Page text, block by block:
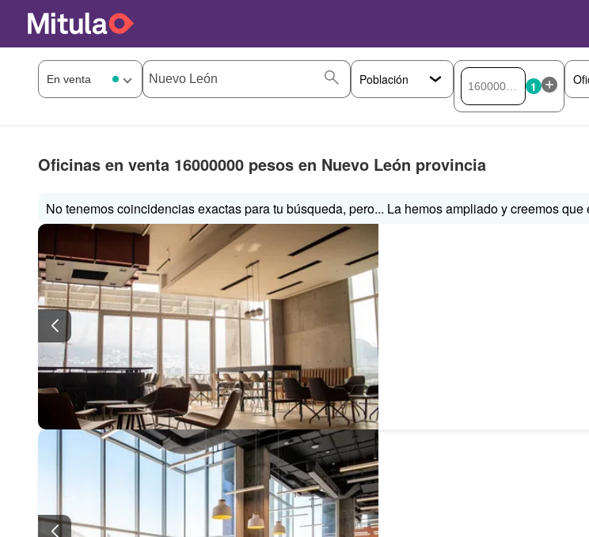
1
Oficinas en venta 16000000 pesos en Nuevo León provincia
No tenemos coincidencias exactas para tu búsqueda, pero... La hemos ampliado y creemos